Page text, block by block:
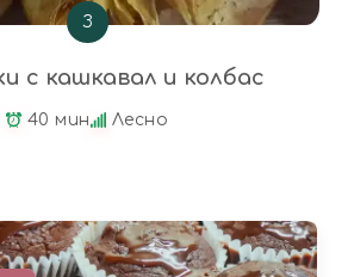
З
с кашкавал и колбас
40 мин Лесно